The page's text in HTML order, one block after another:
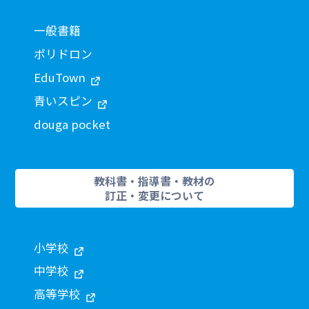
一般書籍
ポリドロン
EduTown
青いスピン
douga pocket
教科書・指導書・教材の
訂正・変更について
小学校
中学校
高等学校